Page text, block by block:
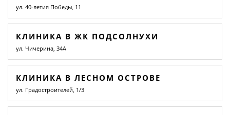
ул. 40-летия Победы, 11
КЛИНИКА В ЖК ПОДСОЛНУХИ
ул. Чичерина, 34А
КЛИНИКА В ЛЕСНОМ ОСТРОВЕ
ул. Градостроителей, 1/3